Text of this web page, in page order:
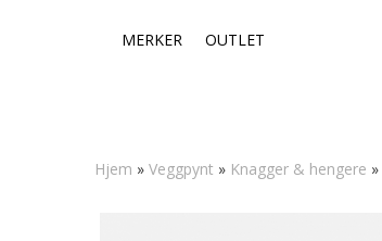
MERKER OUTLET
Hjem » Veggpynt » Knagger & hengere »